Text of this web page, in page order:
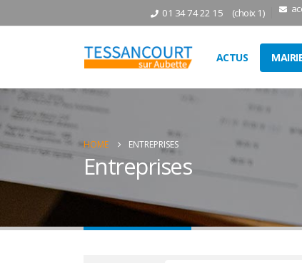
01 34 74 22 15 (choix 1)
ACTUS
HOME ENTREPRISES
Entreprises